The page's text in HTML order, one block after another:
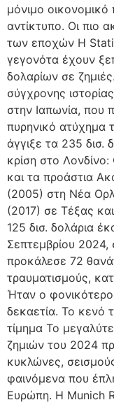
μόνιμο
αντίκτυπο. Οι πιο
των εποχών Η
γεγονότα έχουν
δολαρίων σε
σύγχρονης
στην Ιαπωνία, που
πυρηνικό ατύχημα
άγγιξε τα 235 δισ.
κρίση στο Λονδίνο:
και τα προάστια
(2005) στη Νέα
(2017) σε Τέξας
125 δισ. δολάρια
Σεπτεμβρίου 2024,
προκάλεσε 72
τραυματισμούς,
Ήταν ο
δεκαετία. Το κενό
τίμημα Το
ζημιών του 2024
κυκλώνες,
φαινόμενα που
Ευρώπη. Η Munich